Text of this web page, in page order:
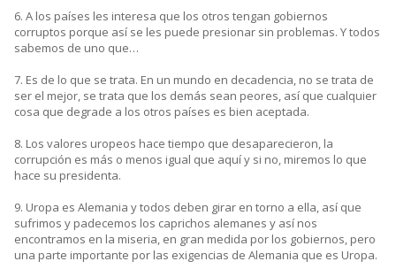
6. A los países les interesa que los otros tengan gobiernos
corruptos porque así se les puede presionar sin problemas. Y todos
sabemos de uno que…
7. Es de lo que se trata. En un mundo en decadencia, no se trata de
ser el mejor, se trata que los demás sean peores, así que cualquier
cosa que degrade a los otros países es bien aceptada.
8. Los valores uropeos hace tiempo que desaparecieron, la
corrupción es más o menos igual que aquí y si no, miremos lo que
hace su presidenta.
9. Uropa es Alemania y todos deben girar en torno a ella, así que
sufrimos y padecemos los caprichos alemanes y así nos
encontramos en la miseria, en gran medida por los gobiernos, pero
una parte importante por las exigencias de Alemania que es Uropa.